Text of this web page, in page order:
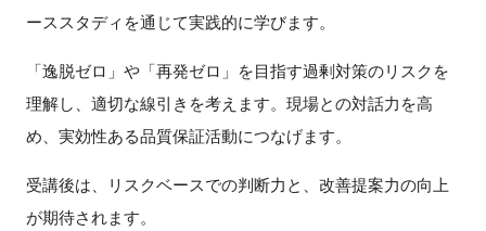
ーススタディを通じて実践的に学びます。
「逸脱ゼロ」や「再発ゼロ」を目指す過剰対策のリスクを
理解し、適切な線引きを考えます。現場との対話力を高
め、実効性ある品質保証活動につなげます。
受講後は、リスクベースでの判断力と、改善提案力の向上
が期待されます。